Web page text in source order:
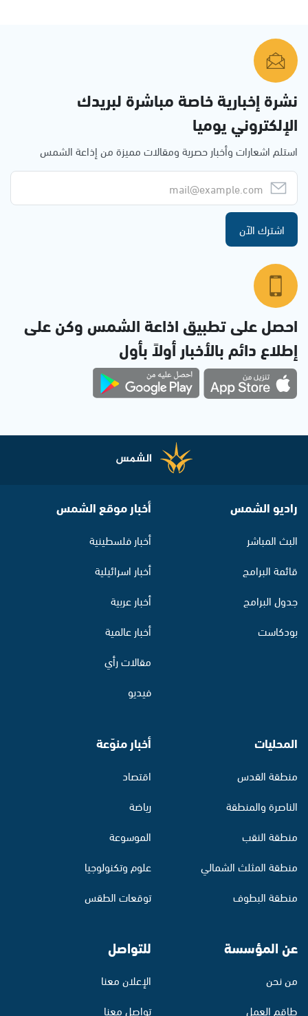
نشرة إخبارية خاصة مباشرة لبريدك
الإلكتروني يوميا
استلم اشعارات وأخبار حصرية ومقالات مميزة من إذاعة الشمس
اشترك الآن
احصل على تطبيق اذاعة الشمس وكن على
إطلاع دائم بالأخبار أولاً بأول
راديو الشمس
البث المباشر
قائمة البرامج
جدول البرامج
بودكاست
أخبار موقع الشمس
أخبار فلسطينية
أخبار اسرائيلية
أخبار عربية
أخبار عالمية
مقالات رأي
فيديو
المحليات
منطقة القدس
الناصرة والمنطقة
منطقة النقب
منطقة المثلث الشمالي
منطقة البطوف
أخبار منوّعة
اقتصاد
رياضة
الموسوعة
علوم وتكنولوجيا
توقعات الطقس
عن المؤسسة
من نحن
طاقم العمل
للتواصل
الإعلان معنا
تواصل معنا